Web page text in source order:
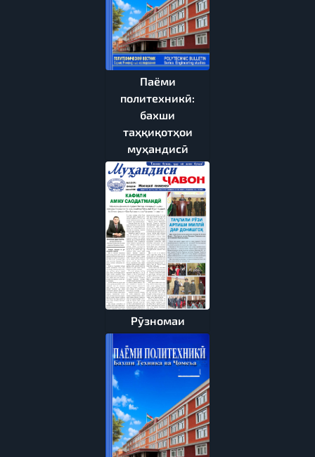
Паёми
политехникӣ:
бахши
таҳқиқотҳои
муҳандисӣ
Рӯзномаи